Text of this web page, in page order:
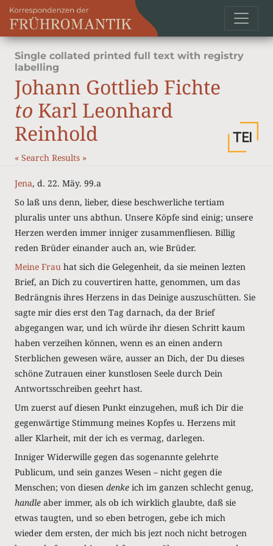
Single collated printed full text with registry
labelling
Johann Gottlieb Fichte
to Karl Leonhard
Reinhold
« Search Results »
Jena, d. 22. Mäy. 99.a
So laß uns denn, lieber, diese beschwerliche tertiam
pluralis unter uns abthun. Unsere Köpfe sind einig; unsere
Herzen werden immer inniger zusammenfliesen. Billig
reden Brüder einander auch an, wie Brüder.
Meine Frau hat sich die Gelegenheit, da sie meinen lezten
Brief, an Dich zu couvertiren hatte, genommen, um das
Bedrängnis ihres Herzens in das Deinige auszuschütten. Sie
sagte mir dies erst den Tag darnach, da der Brief
abgegangen war, und ich würde ihr diesen Schritt kaum
haben verzeihen können, wenn es an einen andern
Sterblichen gewesen wäre, ausser an Dich, der Du dieses
schöne Zutrauen einer kunstlosen Seele durch Dein
Antwortsschreiben geehrt hast.
Um zuerst auf diesen Punkt einzugehen, muß ich Dir die
gegenwärtige Stimmung meines Kopfes u. Herzens mit
aller Klarheit, mit der ich es vermag, darlegen.
Inniger Widerwille gegen das sogenannte gelehrte
Publicum, und sein ganzes Wesen – nicht gegen die
Menschen; von diesen denke ich im ganzen schlecht genug,
handle aber immer, als ob ich wirklich glaubte, daß sie
etwas taugten, und so eben betrogen, gebe ich mich
wieder dem ersten, der mich bis jezt noch nicht betrogen